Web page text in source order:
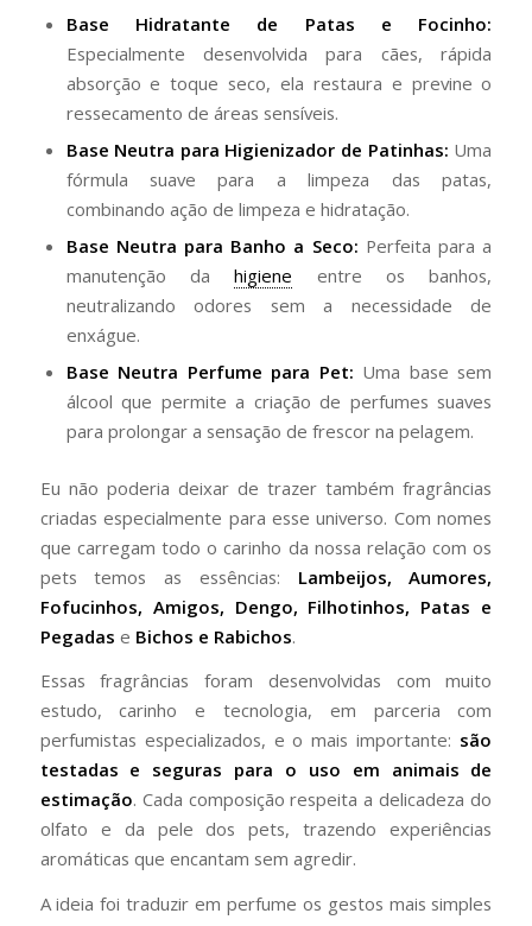
Base Hidratante de Patas e Focinho:
Especialmente desenvolvida para cães, rápida
absorção e toque seco, ela restaura e previne o
ressecamento de áreas sensíveis.
Base Neutra para Higienizador de Patinhas: Uma
fórmula suave para a limpeza das patas,
combinando ação de limpeza e hidratação.
Base Neutra para Banho a Seco: Perfeita para a
manutenção dahigiene entre os banhos,
neutralizando odores sem a necessidade de
enxágue.
Base Neutra Perfume para Pet: Uma base sem
álcool que permite a criação de perfumes suaves
para prolongar a sensação de frescor na pelagem.
Eu não poderia deixar de trazer também fragrâncias
criadas especialmente para esse universo. Com nomes
que carregam todo o carinho da nossa relação com os
pets temos as essências: Lambeijos, Aumores,
Fofucinhos, Amigos, Dengo, Filhotinhos, Patas e
Pegadas e Bichos e Rabichos.
Essas fragrâncias foram desenvolvidas com muito
estudo, carinho e tecnologia, em parceria com
perfumistas especializados, e o mais importante: são
testadas e seguras para o uso em animais de
estimação. Cada composição respeita a delicadeza do
olfato e da pele dos pets, trazendo experiências
aromáticas que encantam sem agredir.
A ideia foi traduzir em perfume os gestos mais simples